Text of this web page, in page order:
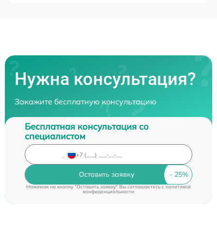
Нужна консультация?
Закажите бесплатную консультацию
Бесплатная консультация со
специалистом
Оставить заявку
Нажимая на кнопку "Оставить заявку" Вы соглашаетесь c политикой
конфиденциальности